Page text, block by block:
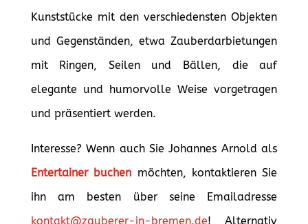
Kunststücke mit den verschiedensten Objekten
und Gegenständen, etwa Zauberdarbietungen
mit Ringen, Seilen und Bällen, die auf
elegante und humorvolle Weise vorgetragen
und präsentiert werden.
Interesse? Wenn auch Sie Johannes Arnold als
Entertainer buchen möchten, kontaktieren Sie
ihn am besten über seine Emailadresse
kontakt@zauberer-in-bremen.de! Alternativ